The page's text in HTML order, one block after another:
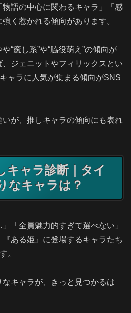
語の中心に関わるキャラ」「感
く惹かれる傾向があります。
“癒し系”や“脇役萌え”の傾向が
ジェニットやフィリックスとい
ャラに人気が集まる傾向がSNS
が、推しキャラの傾向にも表れ
キャラ診断｜タイ
なキャラは？
「全員魅力的すぎて選べない」
ある姫』に登場するキャラたち
。
キャラが、きっと見つかるは